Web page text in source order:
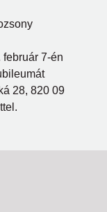
Naptár
Partnereink7-én
28, 820 09